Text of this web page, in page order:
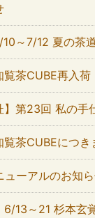
10～7/12 夏の茶
覧茶CUBE再入
】第23回 私の手
覧茶CUBEにつ
ューアルのお知
6/13～21 杉本玄